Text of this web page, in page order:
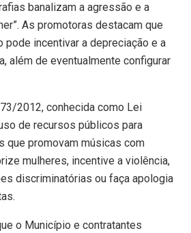
banalizam a agressão e a
As promotoras destacam que
incentivar a depreciação e a
além de eventualmente configurar
2012, conhecida como Lei
de recursos públicos para
que promovam músicas com
mulheres, incentive a violência,
discriminatórias ou faça apologia
o Município e contratantes